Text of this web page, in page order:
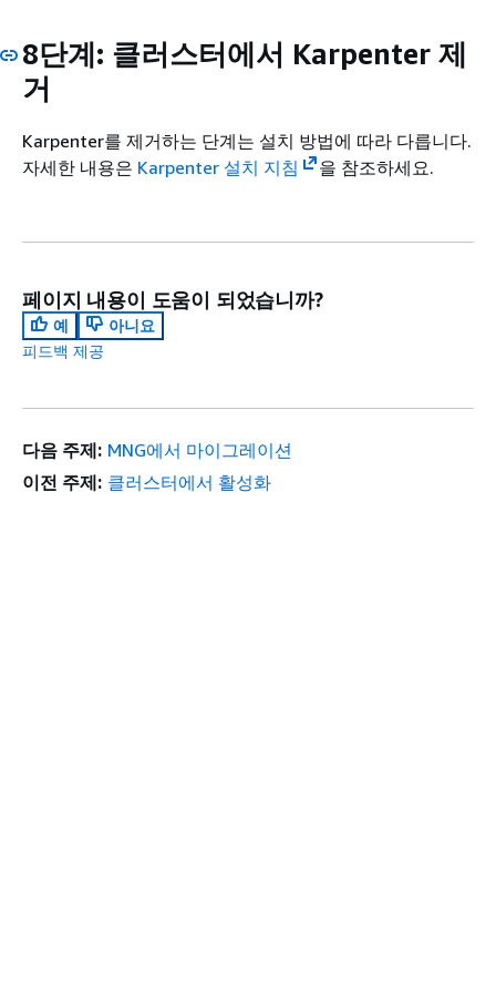
8단계: 클러스터에서 Karpenter 제
거
Karpenter를 제거하는 단계는 설치 방법에 따라 다릅니다.
자세한 내용은 Karpenter 설치 지침 을 참조하세요.
페이지 내용이 도움이 되었습니까?
예
아니요
피드백 제공
다음 주제: MNG에서 마이그레이션
이전 주제: 클러스터에서 활성화